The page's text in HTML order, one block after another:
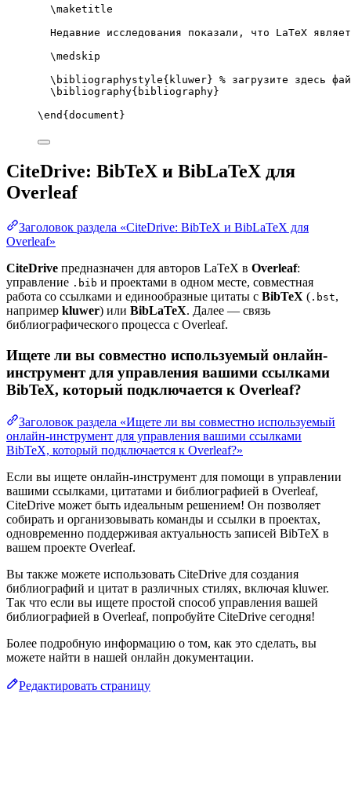
\maketitle
Недавние исследования показали, что LaTeX
\medskip
\bibliographystyle{kluwer} % загрузите здесь
\bibliography{bibliography}
\end { document }
CiteDrive: BibTeX и BibLaTeX для
Overleaf
Заголовок раздела «CiteDrive: BibTeX и BibLaTeX для
Overleaf»
CiteDrive предназначен для авторов LaTeX в Overleaf:
управление .bib и проектами в одном месте, совместная
работа со ссылками и единообразные цитаты с BibTeX ( .bst,
например kluwer) или BibLaTeX. Далее — связь
библиографического процесса с Overleaf.
Ищете ли вы совместно используемый онлайн-
инструмент для управления вашими ссылками
BibTeX, который подключается к Overleaf?
Заголовок раздела «Ищете ли вы совместно используемый
онлайн-инструмент для управления вашими ссылками
BibTeX, который подключается к Overleaf?»
Если вы ищете онлайн-инструмент для помощи в управлении
вашими ссылками, цитатами и библиографией в Overleaf,
CiteDrive может быть идеальным решением! Он позволяет
собирать и организовывать команды и ссылки в проектах,
одновременно поддерживая актуальность записей BibTeX в
вашем проекте Overleaf.
Вы также можете использовать CiteDrive для создания
библиографий и цитат в различных стилях, включая kluwer.
Так что если вы ищете простой способ управления вашей
библиографией в Overleaf, попробуйте CiteDrive сегодня!
Более подробную информацию о том, как это сделать, вы
можете найти в нашей онлайн документации.
Редактировать страницу